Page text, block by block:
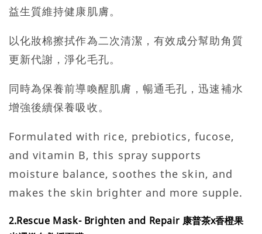
益生質維持健康肌膚。
以化妝棉擦拭作為二次清潔，有效成分幫助角質
更新代謝，淨化毛孔。
同時為保養前導喚醒肌膚，暢通毛孔，迅速補水
增強後續保養吸收。
Formulated with rice, prebiotics, fucose,
and vitamin B, this spray supports
moisture balance, soothes the skin, and
makes the skin brighter and more supple.
2.Rescue Mask- Brighten and Repair 康普茶x香橙果